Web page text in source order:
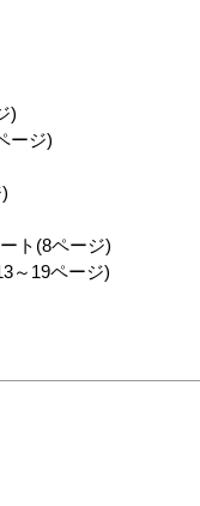
)
ージ)
ト(8ページ)
～19ページ)